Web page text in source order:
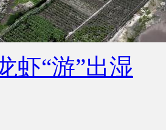
虾“游”出湿